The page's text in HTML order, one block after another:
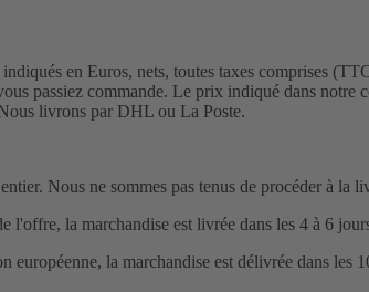
en Euros, nets, toutes taxes comprises
passiez commande. Le prix indiqué dans
livrons par DHL ou La Poste.
Nous ne sommes pas tenus de procéder à la
l'offre, la marchandise est livrée dans les 4 à 6
européenne, la marchandise est délivrée dans